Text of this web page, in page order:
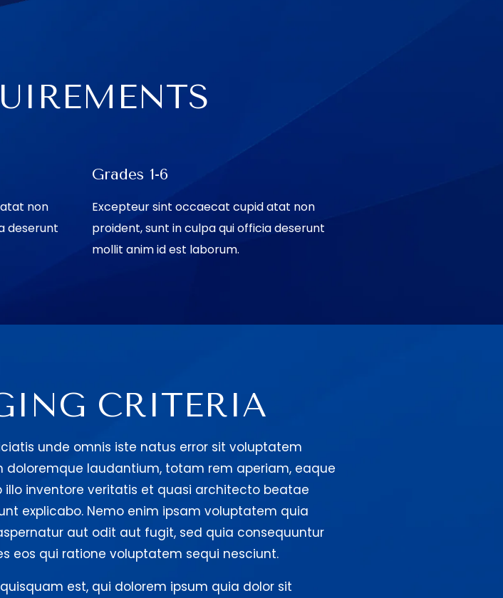
non
deserunt
Grades 1-6
Excepteur sint occaecat cupid atat non
proident, sunt in culpa qui officia deserunt
mollit anim id est laborum.
CRITERIA
unde omnis iste natus error sit voluptatem
doloremque laudantium, totam rem aperiam, eaque
illo inventore veritatis et quasi architecto beatae
explicabo. Nemo enim ipsam voluptatem quia
aut odit aut fugit, sed quia consequuntur
eos qui ratione voluptatem sequi nesciunt.
est, qui dolorem ipsum quia dolor sit